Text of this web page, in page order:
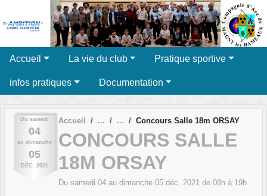
Accueil La vie du club Pratique sportive
infos pratiques Documentation
Du samedi
04
au dimanche
05
DÉC. 2021
Accueil Concours Salle 18m ORSAY
CONCOURS SALLE
18M ORSAY
Du samedi 04 au dimanche 05 déc. 2021 de 08h à 19h
Panneau de gestion des cookies